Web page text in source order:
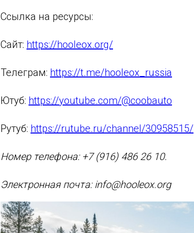
Ссылка на ресурсы:
Сайт: https://hooleox.org/
Телеграм: https://t.me/hooleox_russia
Ютуб: https://youtube.com/@coobauto
Рутуб: https://rutube.ru/channel/30958515/
Номер телефона: +7 (916) 486 26 10.
Электронная почта: info@hooleox.org